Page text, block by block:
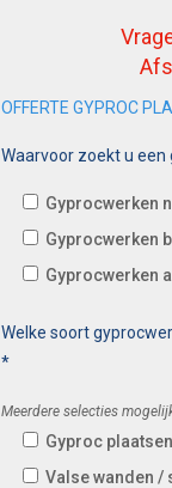
OFFERTE GYPROC
Waarvoor zoekt u
Gyprocwerken
Gyprocwerken
Gyprocwerken
Welke soort
*
Meerdere selecties
Gyproc
Valse wanden /